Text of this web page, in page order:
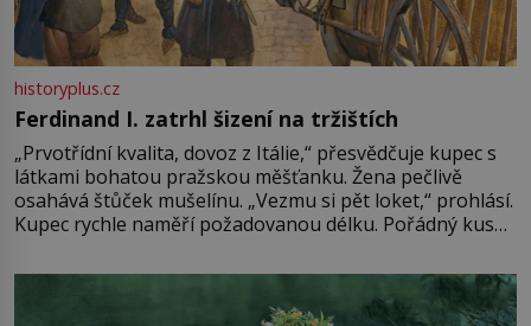
historyplus.cz
Ferdinand I. zatrhl šizení na tržištích
„Prvotřídní kvalita, dovoz z Itálie,“ přesvědčuje kupec s
látkami bohatou pražskou měšťanku. Žena pečlivě
osahává štůček mušelínu. „Vezmu si pět loket,“ prohlásí.
Kupec rychle naměří požadovanou délku. Pořádný kus
milostpaní. Stačí jenom na sukni,“ zhodnotí švadlena
množství růžového mušelínu. „Ošidili vás, podívejte.“